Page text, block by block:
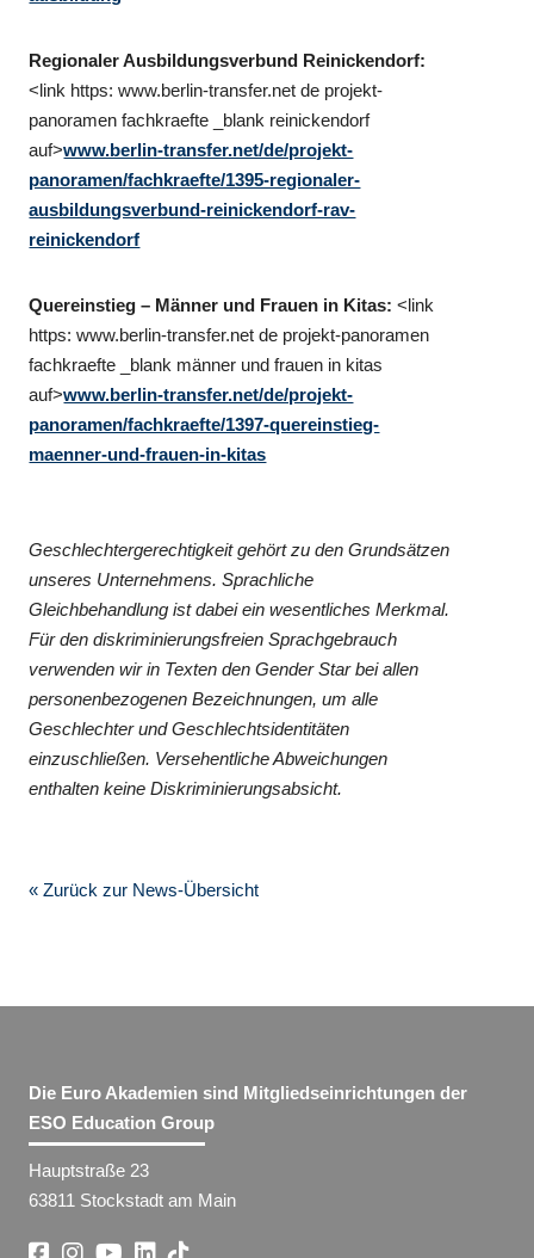
Regionaler Ausbildungsverbund Reinickendorf:
<link https: www.berlin-transfer.net de projekt-
panoramen fachkraefte _blank reinickendorf
auf>www.berlin-transfer.net/de/projekt-
panoramen/fachkraefte/1395-regionaler-
ausbildungsverbund-reinickendorf-rav-
reinickendorf
Quereinstieg – Männer und Frauen in Kitas: <link
https: www.berlin-transfer.net de projekt-panoramen
fachkraefte _blank männer und frauen in kitas
auf>www.berlin-transfer.net/de/projekt-
panoramen/fachkraefte/1397-quereinstieg-
maenner-und-frauen-in-kitas
Geschlechtergerechtigkeit gehört zu den Grundsätzen
unseres Unternehmens. Sprachliche
Gleichbehandlung ist dabei ein wesentliches Merkmal.
Für den diskriminierungsfreien Sprachgebrauch
verwenden wir in Texten den Gender Star bei allen
personenbezogenen Bezeichnungen, um alle
Geschlechter und Geschlechtsidentitäten
einzuschließen. Versehentliche Abweichungen
enthalten keine Diskriminierungsabsicht.
« Zurück zur News-Übersicht
Die Euro Akademien sind Mitgliedseinrichtungen der
ESO Education Group
Hauptstraße 23
63811 Stockstadt am Main